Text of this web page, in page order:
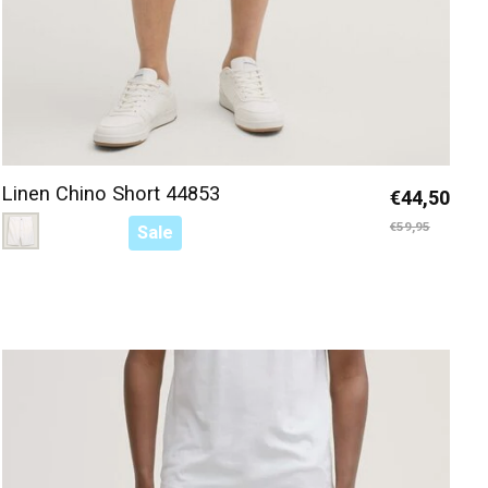
Sale
Linen Chino Short 44853
Color: — Wit 20000
Wit 20000
€44,50
€59,95